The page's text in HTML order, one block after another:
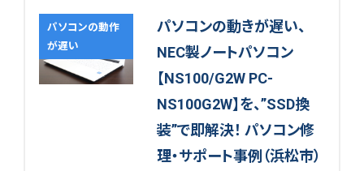
パソコンの動作
が遅い
パソコンの動きが遅い、
NEC製ノートパソコン
【NS100/G2W PC-
NS100G2W】を、”SSD換
装”で即解決！ パソコン修
理・サポート事例（浜松市）